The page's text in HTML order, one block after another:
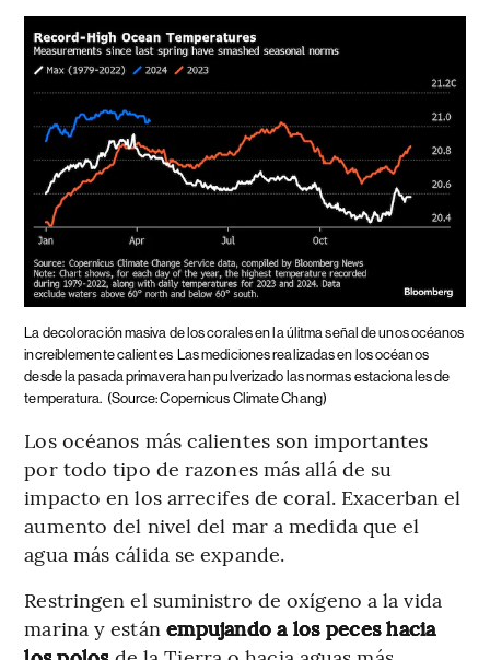
La decoloración masiva de los corales en la úlitma señal de unos océanos
increíblemente calientes Las mediciones realizadas en los océanos
desde la pasada primavera han pulverizado las normas estacionales de
temperatura. (Source: Copernicus Climate Chang)
Los océanos más calientes son importantes
por todo tipo de razones más allá de su
impacto en los arrecifes de coral. Exacerban el
aumento del nivel del mar a medida que el
agua más cálida se expande.
Restringen el suministro de oxígeno a la vida
marina y están empujando a los peces hacia